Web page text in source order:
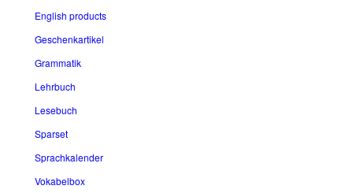
English products
Geschenkartikel
Grammatik
Lehrbuch
Lesebuch
Sparset
Sprachkalender
Vokabelbox